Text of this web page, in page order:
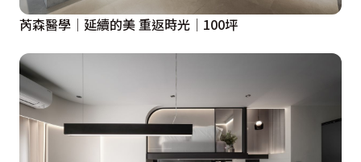
芮森醫學│延續的美 重返時光│100坪